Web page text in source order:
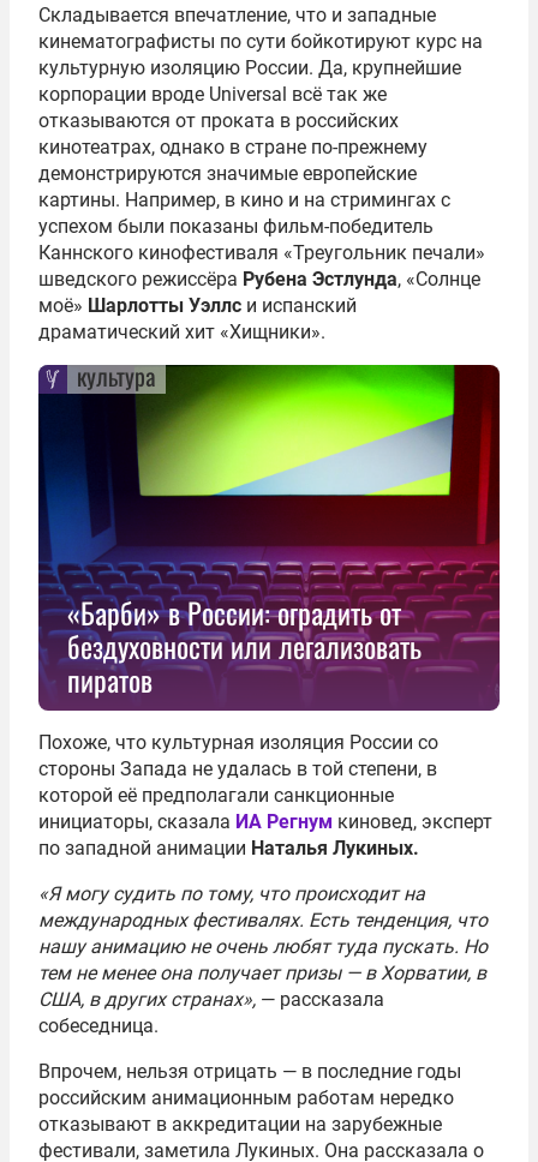
Складывается впечатление, что и западные
кинематографисты по сути бойкотируют курс на
культурную изоляцию России. Да, крупнейшие
корпорации вроде Universal всё так же
отказываются от проката в российских
кинотеатрах, однако в стране по-прежнему
демонстрируются значимые европейские
картины. Например, в кино и на стримингах с
успехом были показаны фильм-победитель
Каннского кинофестиваля «Треугольник печали»
шведского режиссёра Рубена Эстлунда, «Солнце
моё» Шарлотты Уэллс и испанский
драматический хит «Хищники».
культура
«Барби» в России: оградить от
бездуховности или легализовать
пиратов
Похоже, что культурная изоляция России со
стороны Запада не удалась в той степени, в
которой её предполагали санкционные
инициаторы, сказала ИА Регнум киновед, эксперт
по западной анимации Наталья Лукиных.
«Я могу судить по тому, что происходит на
международных фестивалях. Есть тенденция, что
нашу анимацию не очень любят туда пускать. Но
тем не менее она получает призы — в Хорватии, в
США, в других странах», — рассказала
собеседница.
Впрочем, нельзя отрицать — в последние годы
российским анимационным работам нередко
отказывают в аккредитации на зарубежные
фестивали, заметила Лукиных. Она рассказала о